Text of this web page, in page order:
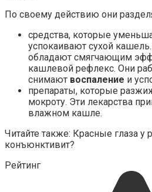
По своему действию они
средства, которые
успокаивают сухой
обладают смягчающим
кашлевой рефлекс. Они
снимают воспаление и
препараты, которые
мокроту. Эти лекарства
влажном кашле.
Читайте также: Красные глаза у
конъюнктивит?
Рейтинг